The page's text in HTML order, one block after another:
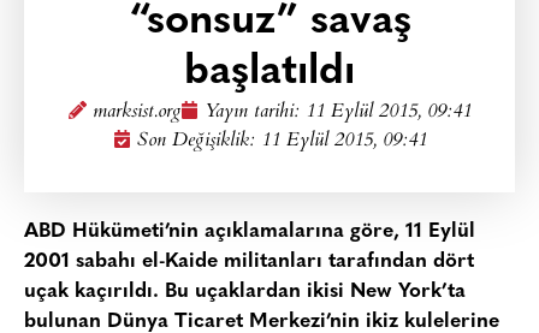
“sonsuz” savaş
başlatıldı
marksist.org Yayın tarihi: 11 Eylül 2015, 09:41
Son Değişiklik: 11 Eylül 2015, 09:41
ABD Hükümeti’nin açıklamalarına göre, 11 Eylül
2001 sabahı el-Kaide militanları tarafından dört
uçak kaçırıldı. Bu uçaklardan ikisi New York’ta
bulunan Dünya Ticaret Merkezi’nin ikiz kulelerine